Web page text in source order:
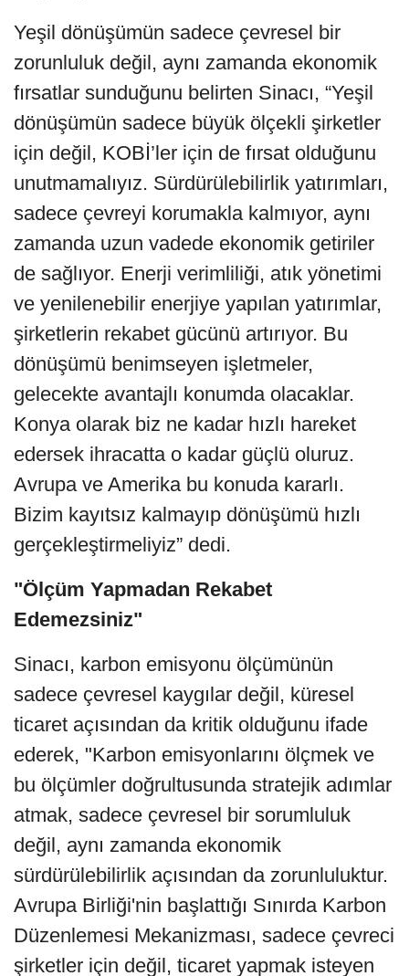
Yeşil dönüşümün sadece çevresel bir
zorunluluk değil, aynı zamanda ekonomik
fırsatlar sunduğunu belirten Sinacı, “Yeşil
dönüşümün sadece büyük ölçekli şirketler
için değil, KOBİ’ler için de fırsat olduğunu
unutmamalıyız. Sürdürülebilirlik yatırımları,
sadece çevreyi korumakla kalmıyor, aynı
zamanda uzun vadede ekonomik getiriler
de sağlıyor. Enerji verimliliği, atık yönetimi
ve yenilenebilir enerjiye yapılan yatırımlar,
şirketlerin rekabet gücünü artırıyor. Bu
dönüşümü benimseyen işletmeler,
gelecekte avantajlı konumda olacaklar.
Konya olarak biz ne kadar hızlı hareket
edersek ihracatta o kadar güçlü oluruz.
Avrupa ve Amerika bu konuda kararlı.
Bizim kayıtsız kalmayıp dönüşümü hızlı
gerçekleştirmeliyiz” dedi.
"Ölçüm Yapmadan Rekabet
Edemezsiniz"
Sinacı, karbon emisyonu ölçümünün
sadece çevresel kaygılar değil, küresel
ticaret açısından da kritik olduğunu ifade
ederek, "Karbon emisyonlarını ölçmek ve
bu ölçümler doğrultusunda stratejik adımlar
atmak, sadece çevresel bir sorumluluk
değil, aynı zamanda ekonomik
sürdürülebilirlik açısından da zorunluluktur.
Avrupa Birliği'nin başlattığı Sınırda Karbon
Düzenlemesi Mekanizması, sadece çevreci
şirketler için değil, ticaret yapmak isteyen